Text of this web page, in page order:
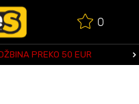
0
PREKO 50 EUR